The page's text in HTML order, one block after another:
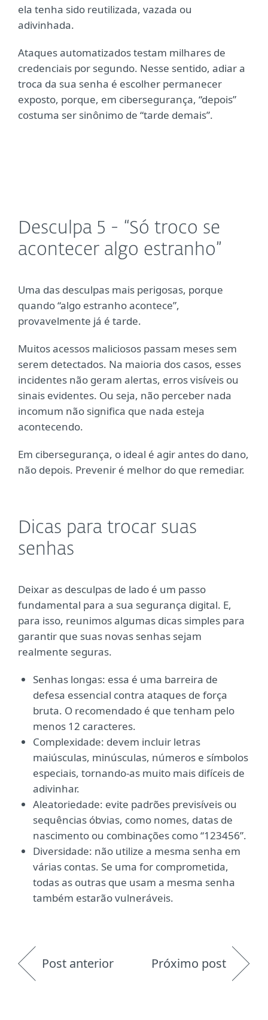
ela tenha sido reutilizada, vazada ou
adivinhada.
Ataques automatizados testam milhares de
credenciais por segundo. Nesse sentido, adiar a
troca da sua senha é escolher permanecer
exposto, porque, em cibersegurança, “depois”
costuma ser sinônimo de “tarde demais”.
Desculpa 5 - “Só troco se
acontecer algo estranho”
Uma das desculpas mais perigosas, porque
quando “algo estranho acontece”,
provavelmente já é tarde.
Muitos acessos maliciosos passam meses sem
serem detectados. Na maioria dos casos, esses
incidentes não geram alertas, erros visíveis ou
sinais evidentes. Ou seja, não perceber nada
incomum não significa que nada esteja
acontecendo.
Em cibersegurança, o ideal é agir antes do dano,
não depois. Prevenir é melhor do que remediar.
Dicas para trocar suas
senhas
Deixar as desculpas de lado é um passo
fundamental para a sua segurança digital. E,
para isso, reunimos algumas dicas simples para
garantir que suas novas senhas sejam
realmente seguras.
Senhas longas: essa é uma barreira de
defesa essencial contra ataques de força
bruta. O recomendado é que tenham pelo
menos 12 caracteres.
Complexidade: devem incluir letras
maiúsculas, minúsculas, números e símbolos
especiais, tornando-as muito mais difíceis de
adivinhar.
Aleatoriedade: evite padrões previsíveis ou
sequências óbvias, como nomes, datas de
nascimento ou combinações como “123456”.
Diversidade: não utilize a mesma senha em
várias contas. Se uma for comprometida,
todas as outras que usam a mesma senha
também estarão vulneráveis.
Post anterior Próximo post